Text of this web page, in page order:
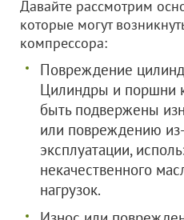
Давайте рассмотрим
которые могут
компрессора:
Повреждение
Цилиндры и поршни
быть подвержены
или повреждению
эксплуатации,
некачественного
нагрузок.